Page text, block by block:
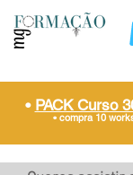
• PACK Curso
• compra 10